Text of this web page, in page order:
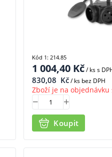
1 004,40 Kč/ kss
830,08 Kč/ ks bez DPH
Zboží je na
Koupit
Kód 1: 214.85